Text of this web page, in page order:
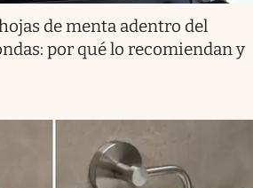
de menta adentro del
por qué lo recomiendan y